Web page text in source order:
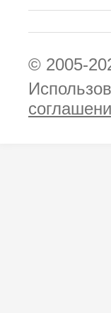
© 2005-